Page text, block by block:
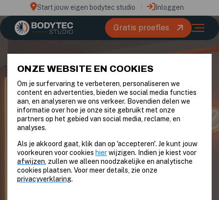
Start jouw eigen bodytec studio Inloggen
Gratis proefles
BODYTEC STUDIO | DE EMS-SPECIALIST
VAN NEDERLAND
MEDISCHE KLACHTEN
ONZE WEBSITE EN COOKIES
Om je surfervaring te verbeteren, personaliseren we
content en advertenties, bieden we social media functies
aan, en analyseren we ons verkeer. Bovendien delen we
informatie over hoe je onze site gebruikt met onze
partners op het gebied van social media, reclame, en
analyses.
Als je akkoord gaat, klik dan op 'accepteren'. Je kunt jouw
voorkeuren voor cookies hierwijzigen. Indien je kiest voor
afwijzen, zullen we alleen noodzakelijke en analytische
cookies plaatsen. Voor meer details, zie onze
privacyverklaring.